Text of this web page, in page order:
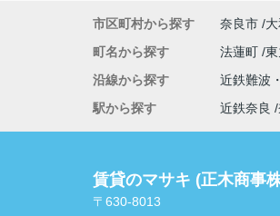
市区町村から探す 奈良市
町名から探す
法蓮町
沿線から探す
近鉄難波
駅から探す
近鉄奈良
賃貸のマサキ (正木商事
〒630-8013